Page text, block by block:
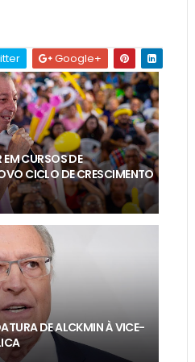
Google+
CURSOS DE
CICLO DE CRESCIMENTO
DE ALCKMIN À VICE-